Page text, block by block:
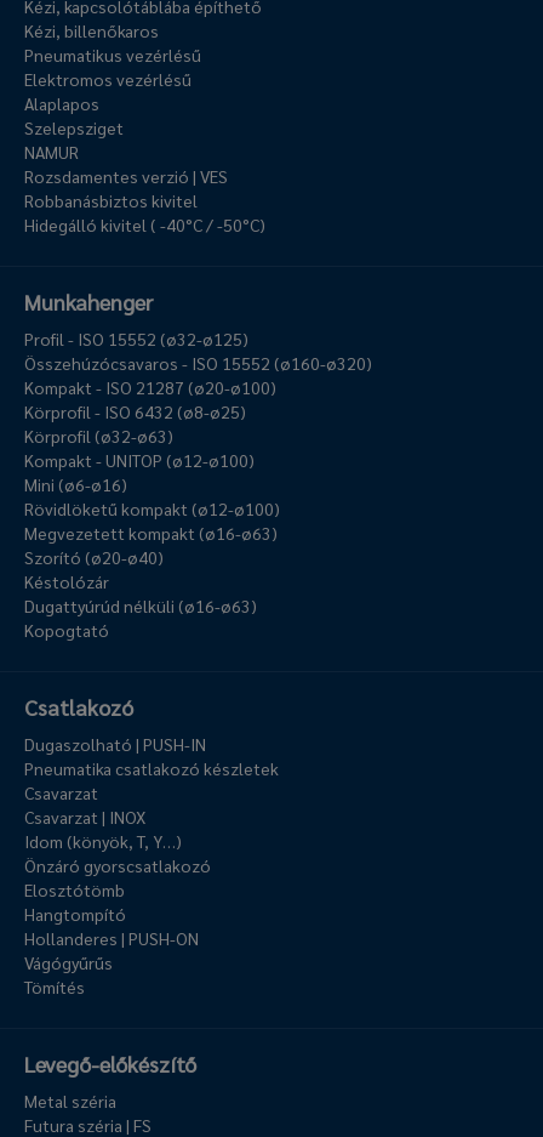
Kézi, kapcsolótáblába építhető
Kézi, billenőkaros
Pneumatikus vezérlésű
Elektromos vezérlésű
Alaplapos
Szelepsziget
NAMUR
Rozsdamentes verzió | VES
Robbanásbiztos kivitel
Hidegálló kivitel ( -40°C / -50°C)
Munkahenger
Profil - ISO 15552 (ø32-ø125)
Összehúzócsavaros - ISO 15552 (ø160-ø320)
Kompakt - ISO 21287 (ø20-ø100)
Körprofil - ISO 6432 (ø8-ø25)
Körprofil (ø32-ø63)
Kompakt - UNITOP (ø12-ø100)
Mini (ø6-ø16)
Rövidlöketű kompakt (ø12-ø100)
Megvezetett kompakt (ø16-ø63)
Szorító (ø20-ø40)
Késtolózár
Dugattyúrúd nélküli (ø16-ø63)
Kopogtató
Csatlakozó
Dugaszolható | PUSH-IN
Pneumatika csatlakozó készletek
Csavarzat
Csavarzat | INOX
Idom (könyök, T, Y…)
Önzáró gyorscsatlakozó
Elosztótömb
Hangtompító
Hollanderes | PUSH-ON
Vágógyűrűs
Tömítés
Levegő-előkészítő
Metal széria
Futura széria | FS